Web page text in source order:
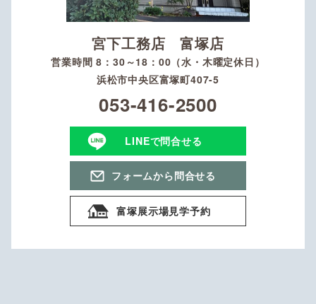
宮下工務店 富塚店
営業時間 8：30～18：00（水・木曜定休日）
浜松市中央区富塚町407-5
053-416-2500
LINEで問合せる
フォームから問合せる
富塚展示場見学予約